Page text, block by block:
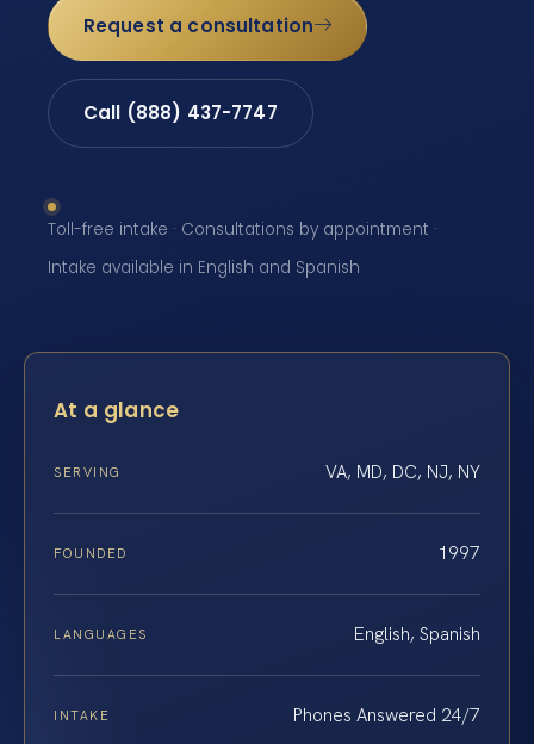
Request a consultation
Call (888) 437-7747
Toll-free intake · Consultations by appointment ·
Intake available in English and Spanish
At a glance
SERVING VA, MD, DC, NJ, NY
FOUNDED 1997
LANGUAGES English, Spanish
INTAKE Phones Answered 24/7